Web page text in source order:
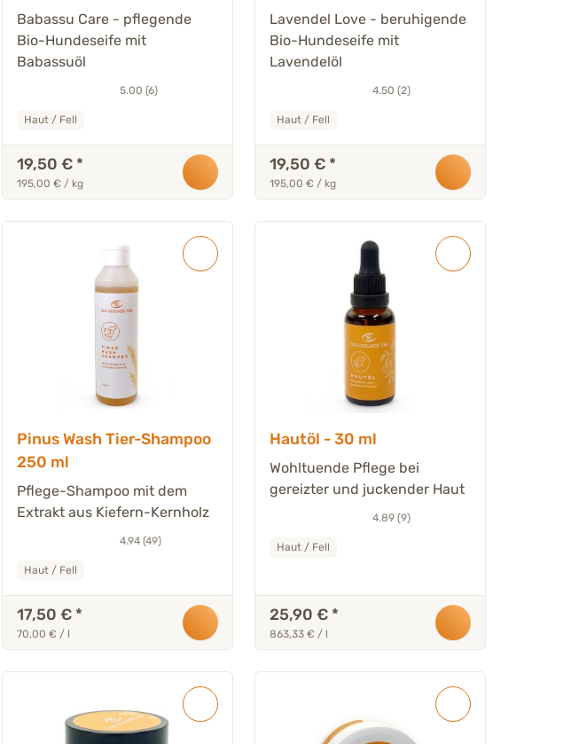
Babassu Care - pflegende
Bio-Hundeseife mit
Babassuöl
5.00 (6)
Haut / Fell
19,50 € *
195,00 € / kg
Lavendel Love - beruhigende
Bio-Hundeseife mit
Lavendelöl
4.50 (2)
Haut / Fell
19,50 € *
195,00 € / kg
Pinus Wash Tier-Shampoo
250 ml
Pflege-Shampoo mit dem
Extrakt aus Kiefern-Kernholz
4.94 (49)
Haut / Fell
17,50 € *
70,00 € / l
Hautöl - 30 ml
Wohltuende Pflege bei
gereizter und juckender Haut
4.89 (9)
Haut / Fell
25,90 € *
863,33 € / l